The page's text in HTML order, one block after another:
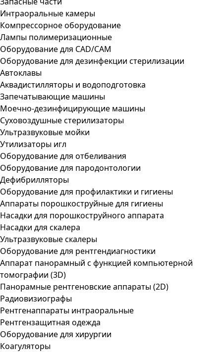
Интраоральные камеры
Компрессорное оборудование
Лампы полимеризационные
Оборудование для CAD/CAM
Оборудование для дезинфекции стерилизации
Автоклавы
Аквадистилляторы и водоподготовка
Запечатывающие машины
Моечно-дезинфицирующие машины
Суховоздушные стерилизаторы
Ультразвуковые мойки
Утилизаторы игл
Оборудование для отбеливания
Оборудование для пародонтологии
Дефибрилляторы
Оборудование для профилактики и гигиены
Аппараты порошкоструйные для гигиены
Насадки для порошкоструйного аппарата
Насадки для скалера
Ультразвуковые скалеры
Оборудование для рентгендиагностики
Аппарат панорамный с функцией компьютерной
томографии (3D)
Панорамные рентгеновские аппараты (2D)
Радиовизиографы
Рентгенаппараты интраоральные
Рентгензащитная одежда
Оборудование для хирургии
Коагуляторы